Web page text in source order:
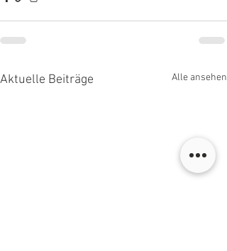
Aktuelle Beiträge Alle ansehen